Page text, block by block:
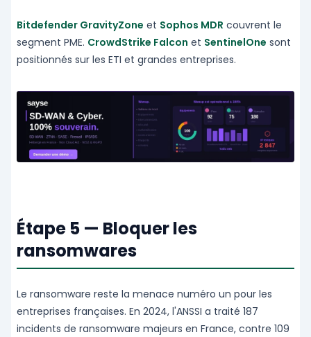
Bitdefender GravityZone et Sophos MDR couvrent le
segment PME. CrowdStrike Falcon et SentinelOne sont
positionnés sur les ETI et grandes entreprises.
Étape 5 — Bloquer les
ransomwares
Le ransomware reste la menace numéro un pour les
entreprises françaises. En 2024, l'ANSSI a traité 187
incidents de ransomware majeurs en France, contre 109